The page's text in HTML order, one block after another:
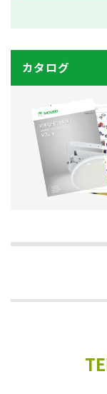
カタログ